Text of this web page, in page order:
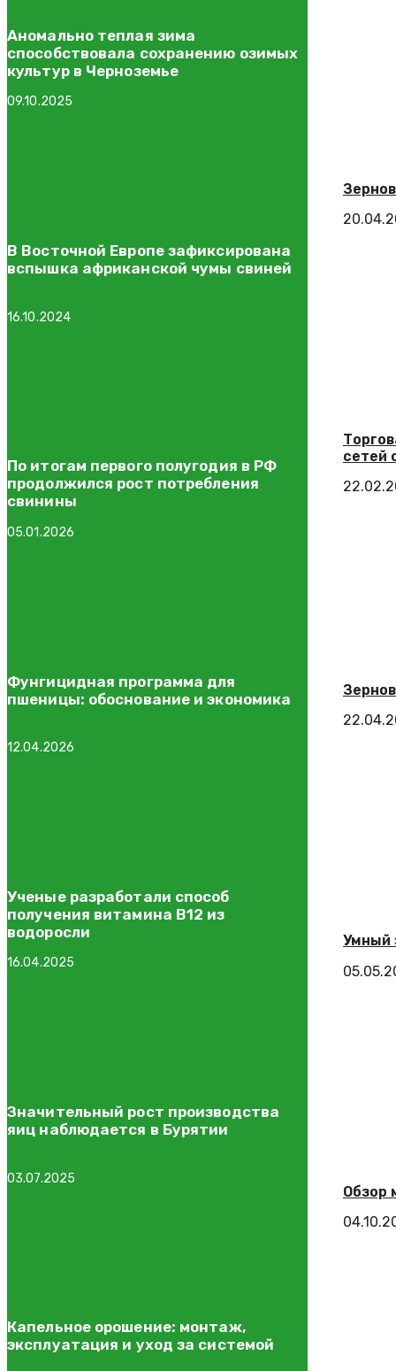
сетей
Умный
Обзор
Аномально теплая зима
способствовала сохранению озимых
культур в Черноземье
09.10.2025
В Восточной Европе зафиксирована
вспышка африканской чумы свиней
16.10.2024
По итогам первого полугодия в РФ
продолжился рост потребления
свинины
05.01.2026
Фунгицидная программа для
пшеницы: обоснование и экономика
12.04.2026
Ученые разработали способ
получения витамина B12 из
водоросли
16.04.2025
Значительный рост производства
яиц наблюдается в Бурятии
03.07.2025
Капельное орошение: монтаж,
эксплуатация и уход за системой